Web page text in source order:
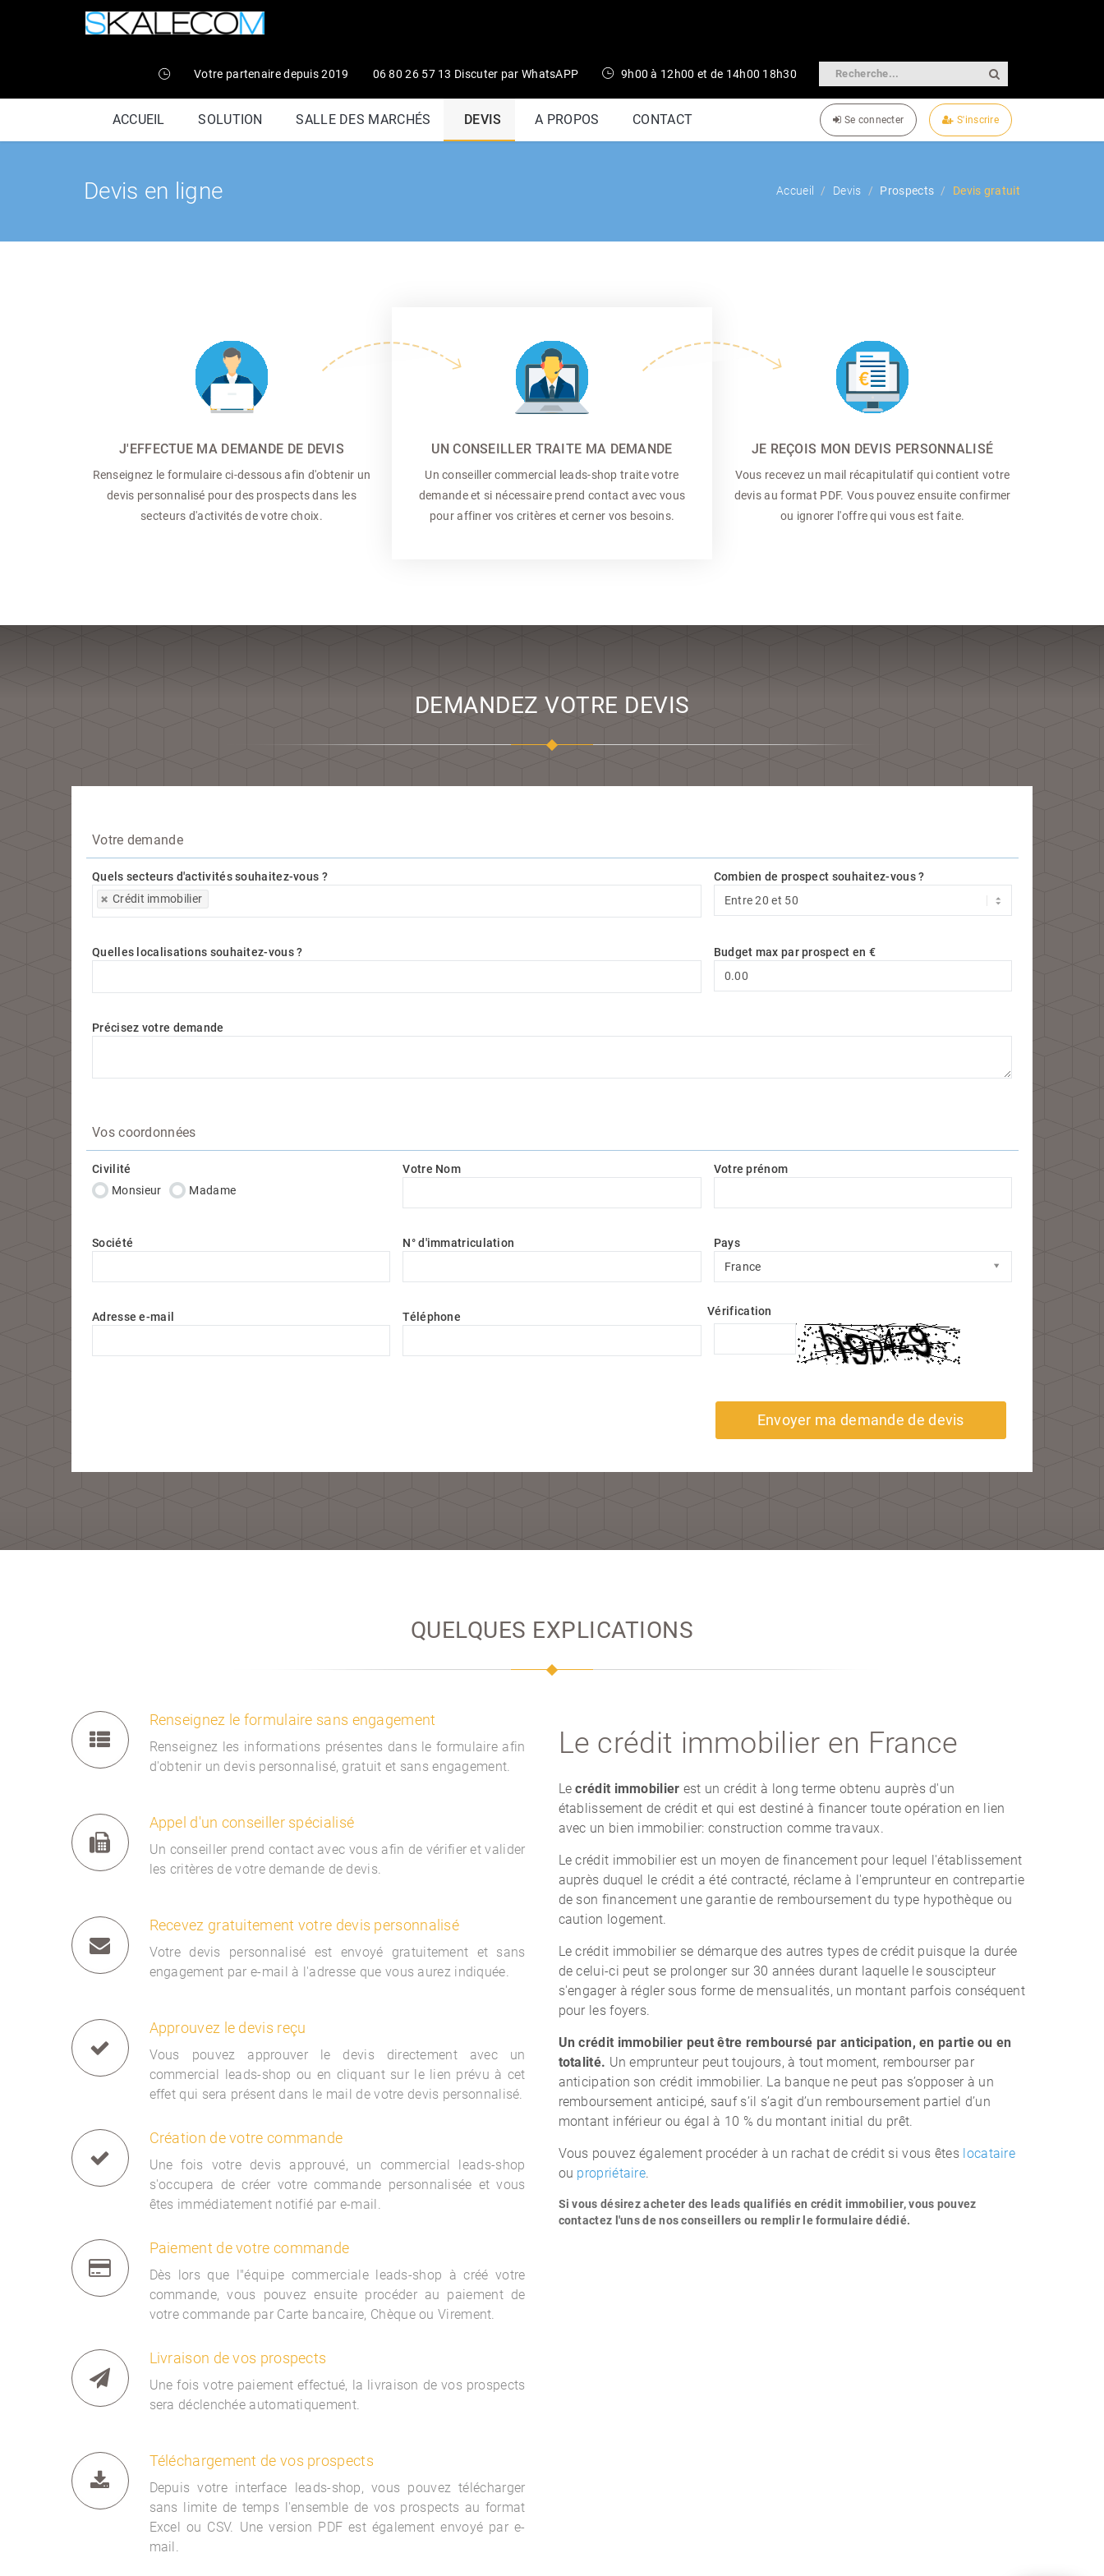
Votre partenaire depuis 2019 06 80 26 57 13 Discuter par WhatsAPP 9h00 à 12h00 et de 14h00 18h30
ACCUEIL SOLUTION SALLE DES MARCHÉS DEVIS A PROPOS CONTACT S'inscrire
Se connecter
Devis en ligne Accueil Devis Prospects Devis gratuit
J'EFFECTUE MA DEMANDE DE DEVIS
Renseignez le formulaire ci-dessous afin d'obtenir un
devis personnalisé pour des prospects dans les
secteurs d'activités de votre choix.
UN CONSEILLER TRAITE MA DEMANDE
Un conseiller commercial
leads-shop traite votre
demande et si nécessaire prend contact avec vous
pour affiner vos critères et cerner vos besoins.
JE REÇOIS MON DEVIS PERSONNALISÉ
Vous recevez un mail récapitulatif qui contient votre
devis au format PDF. Vous pouvez ensuite confirmer
ou ignorer l'offre qui vous est faite.
DEMANDEZ VOTRE DEVIS
Votre demande
Quels secteurs d'activités souhaitez-vous ?
Crédit immobilier
Quels secteurs d'activités souhaitez-vous ?
Combien de prospect souhaitez-vous ?
Quelles localisations souhaitez-vous ?
Budget max par prospect en €
Précisez votre demande
Vos coordonnées
Civilité
Monsieur
Madame
Votre Nom Votre prénom
Société N° d'immatriculation
Pays
France
Pays
Adresse e-mail Téléphone Vérification
Envoyer ma demande de devis
QUELQUES EXPLICATIONS
Renseignez le formulaire sans engagement
Renseignez les informations présentes dans le formulaire afin
d'obtenir un devis personnalisé, gratuit et sans engagement.
Appel d'un conseiller spécialisé
Un conseiller prend contact avec vous afin de vérifier et valider
les critères de votre demande de devis.
Recevez gratuitement votre devis personnalisé
Votre devis personnalisé est envoyé gratuitement et sans
engagement par e-mail à l'adresse que vous aurez indiquée.
Approuvez le devis reçu
Vous pouvez approuver le devis directement avec un
commercial leads-shop ou en cliquant sur le lien prévu à cet
effet qui sera présent dans le mail de votre devis personnalisé.
Création de votre commande
Une fois votre devis approuvé, un commercial leads-shop
s'occupera de créer votre commande personnalisée et vous
êtes immédiatement notifié par e-mail.
Paiement de votre commande
Dès lors que l"équipe commerciale leads-shop à créé votre
commande, vous pouvez ensuite procéder au paiement de
votre commande par Carte bancaire, Chèque ou Virement.
Livraison de vos prospects
Une fois votre paiement effectué, la livraison de vos prospects
sera déclenchée automatiquement.
Téléchargement de vos prospects
Depuis votre interface leads-shop, vous pouvez télécharger
sans limite de temps l'ensemble de vos prospects au format
Excel ou CSV. Une version PDF est également envoyé par e-
mail.
Le crédit immobilier en France
Lecrédit immobilier est un crédit à long terme obtenu auprès d'un
établissement de crédit et qui est destiné à financer toute opération en lien
avec un bien immobilier: construction comme travaux.
Le crédit immobilier est un moyen de financement pour lequel l'établissement
auprès duquel le crédit a été contracté, réclame à l'emprunteur en contrepartie
de son financement une garantie de remboursement du type hypothèque ou
caution logement.
Le crédit immobilier se démarque des autres types de crédit puisque la durée
de celui-ci peut se prolonger sur 30 années durant laquelle le souscipteur
s'engager à régler sous forme de mensualités, un montant parfois conséquent
pour les foyers.
Un crédit immobilier peut être remboursé par anticipation, en partie ou en
totalité. Un emprunteur peut toujours, à tout moment, rembourser par
anticipation son crédit immobilier. La banque ne peut pas s’opposer à un
remboursement anticipé, sauf s’il s’agit d’un remboursement partiel d’un
montant inférieur ou égal à 10 % du montant initial du prêt.
Vous pouvez également procéder à un rachat de crédit si vous êtes locataire
ou propriétaire.
Si vous désirez acheter des leads qualifiés en crédit immobilier, vous pouvez
contactez l'uns de nos conseillers ou remplir le formulaire dédié.